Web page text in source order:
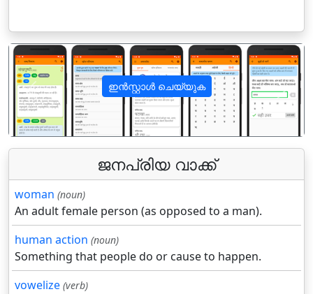
ഇൻസ്റ്റാൾ ചെയ്യുക
पिछला अगला
ജനപ്രിയ വാക്ക്
woman (noun)
An adult female person (as opposed to a man).
human action (noun)
Something that people do or cause to happen.
vowelize (verb)